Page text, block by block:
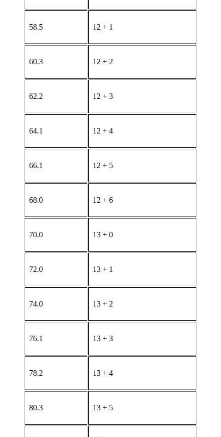
58.5 12 + 1
60.3 12 + 2
62.2 12 + 3
64.1 12 + 4
66.1 12 + 5
68.0 12 + 6
70.0 13 + 0
72.0 13 + 1
74.0 13 + 2
76.1 13 + 3
78.2 13 + 4
80.3 13 + 5